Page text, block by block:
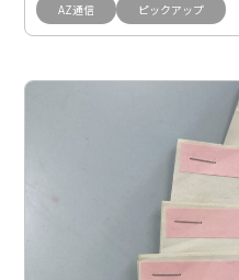
AZ通信 ピックアップ